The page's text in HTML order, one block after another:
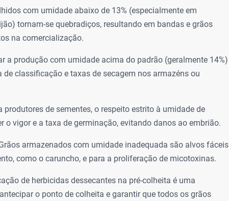
com umidade abaixo de 13% (especialmente em
tornam-se quebradiços, resultando em bandas e grãos
na comercialização.
a produção com umidade acima do padrão (geralmente 14%)
de classificação e taxas de secagem nos armazéns ou
produtores de sementes, o respeito estrito à umidade de
o vigor e a taxa de germinação, evitando danos ao embrião.
armazenados com umidade inadequada são alvos fáceis
como o caruncho, e para a proliferação de micotoxinas.
de herbicidas dessecantes na pré-colheita é uma
o ponto de colheita e garantir que todos os grãos